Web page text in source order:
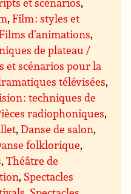
,Film : styles et
d’animations,
de plateau /
et scénarios pour la
télévisées,
: techniques de
radiophoniques,
,Danse de salon,
folklorique,
,Théâtre de
, Spectacles